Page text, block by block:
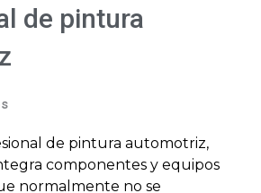
de pintura
de pintura automotriz,
componentes y equipos
normalmente no se